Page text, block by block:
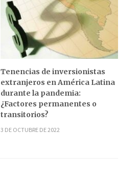
Tenencias de inversionistas
extranjeros en América Latina
durante la pandemia:
¿Factores permanentes o
transitorios?
3 DE OCTUBRE DE 2022